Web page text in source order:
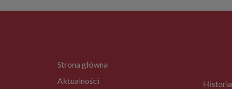
Strona główna
Aktualności
Historia